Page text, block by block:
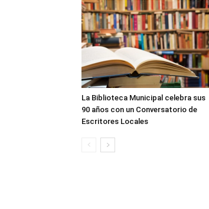
La Biblioteca Municipal celebra sus
90 años con un Conversatorio de
Escritores Locales